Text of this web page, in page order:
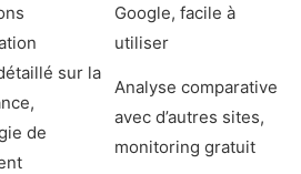
Google, facile à
utiliser
sur la
de
Analyse comparative
avec d’autres sites,
monitoring gratuit